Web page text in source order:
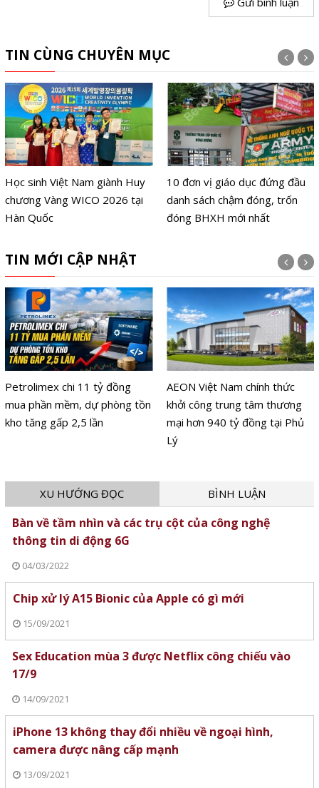
TIN CÙNG CHUYÊN MỤC
Học sinh Việt Nam giành Huy
chương Vàng WICO 2026 tại
Hàn Quốc
10 đơn vị giáo dục đứng đầu
danh sách chậm đóng, trốn
đóng BHXH mới nhất
TIN MỚI CẬP NHẬT
Petrolimex chi 11 tỷ đồng
mua phần mềm, dự phòng tồn
kho tăng gấp 2,5 lần
AEON Việt Nam chính thức
khởi công trung tâm thương
mại hơn 940 tỷ đồng tại Phủ
Lý
XU HƯỚNG ĐỌC BÌNH LUẬN
Bàn về tầm nhìn và các trụ cột của công nghệ
thông tin di động 6G
04/03/2022
Chip xử lý A15 Bionic của Apple có gì mới
15/09/2021
Sex Education mùa 3 được Netflix công chiếu vào
17/9
14/09/2021
iPhone 13 không thay đổi nhiều về ngoại hình,
camera được nâng cấp mạnh
13/09/2021